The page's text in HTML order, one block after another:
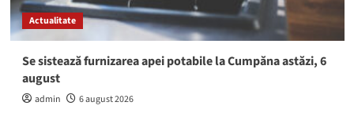
Actualitate
Se sistează furnizarea apei potabile la Cumpăna astăzi, 6
august
admin 6 august 2026